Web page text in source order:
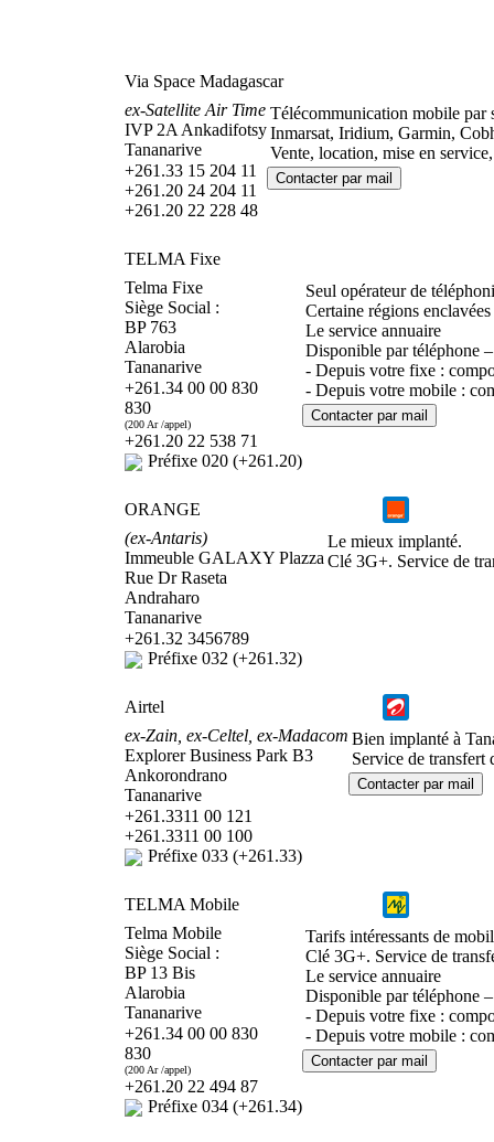
Via Space Madagascar
ex-Satellite Air Time
IVP 2A Ankadifotsy
Tananarive
+261.33 15 204 11
+261.20 24 204 11
+261.20 22 228 48
Télécommunication mobile par
Inmarsat, Iridium, Garmin,
Vente, location, mise en
TELMA Fixe
Telma Fixe
Siège Social :
BP 763
Alarobia
Tananarive
+261.34 00 00 830
830
(200 Ar /appel)
+261.20 22 538 71
Préfixe 020 (+261.20)
Seul opérateur de
Certaine régions
Le service annuaire
Disponible par téléphone
- Depuis votre fixe :
- Depuis votre mobile :
ORANGE
(ex-Antaris)
Immeuble GALAXY Plazza
Rue Dr Raseta
Andraharo
Tananarive
+261.32 3456789
Préfixe 032 (+261.32)
Le mieux implanté.
Clé 3G+. Service de
Airtel
ex-Zain, ex-Celtel, ex-Madacom
Explorer Business Park B3
Ankorondrano
Tananarive
+261.3311 00 121
+261.3311 00 100
Préfixe 033 (+261.33)
Bien implanté à
Service de
TELMA Mobile
Telma Mobile
Siège Social :
BP 13 Bis
Alarobia
Tananarive
+261.34 00 00 830
830
(200 Ar /appel)
+261.20 22 494 87
Préfixe 034 (+261.34)
Tarifs intéressants de
Clé 3G+. Service de
Le service annuaire
Disponible par téléphone
- Depuis votre fixe :
- Depuis votre mobile :